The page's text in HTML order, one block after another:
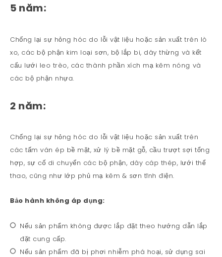
5 năm:
Chống lại sự hỏng hóc do lỗi vật liệu hoặc sản xuất trên lò
xo, các bộ phận kim loại sơn, bộ lắp bi, dây thừng và kết
cấu lưới leo trèo, các thành phần xích mạ kẽm nóng và
các bộ phận nhựa.
2 năm:
Chống lại sự hỏng hóc do lỗi vật liệu hoặc sản xuất trên
các tấm ván ép bề mặt, xử lý bề mặt gỗ, cầu trượt sợi tổng
hợp, sự cố di chuyển các bộ phận, dây cáp thép, lưới thể
thao, cũng như lớp phủ mạ kẽm & sơn tĩnh điện.
Bảo hành không áp dụng:
Nếu sản phẩm không được lắp đặt theo hướng dẫn lắp
đặt cung cấp.
Nếu sản phẩm đã bị phơi nhiễm phá hoại, sử dụng sai